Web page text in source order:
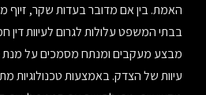
האמת. בין אם מדובר בעדות שקר, זיוף
בבתי המשפט עלולות לגרום לעיוות דין
מבצע מעקבים ומנתח מסמכים על
עיוות של הצדק. באמצעות טכנולוגיות